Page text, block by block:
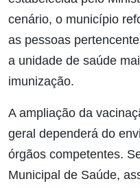
cenário, o município
as pessoas
a unidade de saúde
imunização.
A ampliação da
geral dependerá do
órgãos competentes.
Municipal de Saúde,